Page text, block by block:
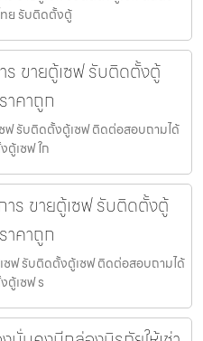
ทย รับติดตั้งตู้
ขายตู้เซฟ รับติดตั้งตู้
าคาถูก
ฟ รับติดตั้งตู้เซฟ ติดต่อสอบถามได้
เซฟ ใก
ร ขายตู้เซฟ รับติดตั้งตู้
าคาถูก
ซฟ รับติดตั้งตู้เซฟ ติดต่อสอบถามได้
ตู้เซฟ ร